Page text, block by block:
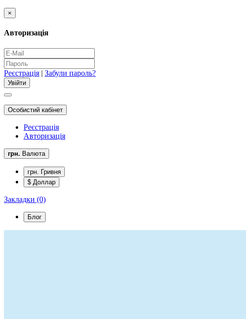
×
Авторизація
Реєстрація | Забули пароль?
Особистий кабінет
Реєстрація
Авторизація
грн. Валюта
грн. Гривня
$ Доллар
Закладки (0)
Блог